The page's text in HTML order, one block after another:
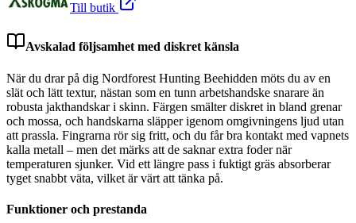
Till butik
Avskalad följsamhet med diskret känsla
När du drar på dig Nordforest Hunting Beehidden möts du av en
slät och lätt textur, nästan som en tunn arbetshandske snarare än
robusta jakthandskar i skinn. Färgen smälter diskret in bland grenar
och mossa, och handskarna släpper igenom omgivningens ljud utan
att prassla. Fingrarna rör sig fritt, och du får bra kontakt med vapnets
kalla metall – men det märks att de saknar extra foder när
temperaturen sjunker. Vid ett längre pass i fuktigt gräs absorberar
tyget snabbt väta, vilket är värt att tänka på.
Funktioner och prestanda